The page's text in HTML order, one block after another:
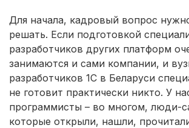
Для начала, кадровый вопрос
решать. Если подготовкой
разработчиков других платформ
занимаются и сами компании, и
разработчиков 1С в Беларуси
не готовит практически никто. У
программисты – во многом, люди-
которые открыли, нашли,